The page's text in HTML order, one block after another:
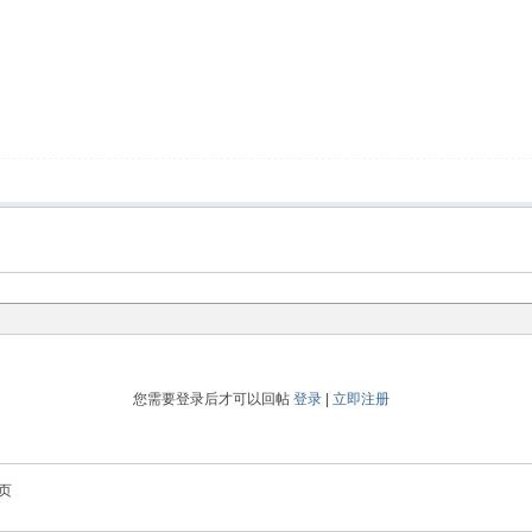
您需要登录后才可以回帖 登录| 立即注册